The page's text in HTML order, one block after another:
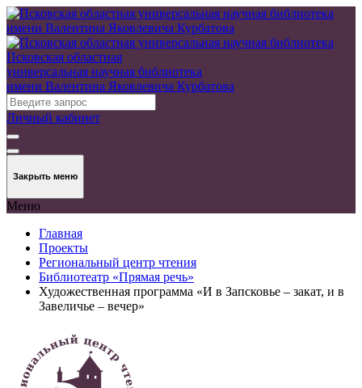
Псковская областная
универсальная научная библиотека
имени Валентина Яковлевича Курбатова
Личный кабинет
Закрыть меню
Меню
Главная
Проекты
Региональный центр чтения
Библиотеатр «Прямая речь»
Художественная программа «И в Запсковье – закат, и в
Завеличье – вечер»